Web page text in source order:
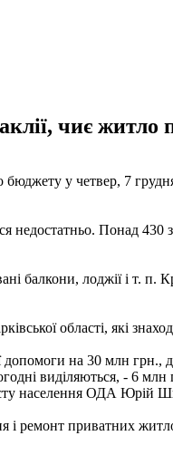
чиє житло
у четвер, 7
недостатньо. Понад 430
балкони, лоджії і т. п.
області, які
на 30 млн
виділяються, - 6
населення ОДА Юрій
і ремонт приватних